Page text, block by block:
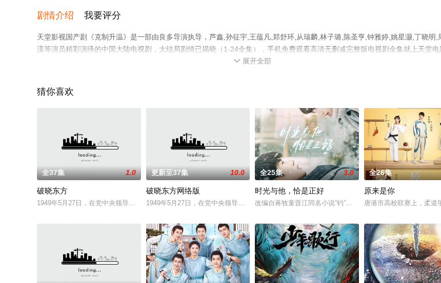
剧情介绍 我要评分
天堂影视国产剧《克制升温》是一部由良多导演执导，芦鑫,孙征宇,王蕴凡,郑舒环,从瑞麟,林子璐,陈圣亨,钟雅婷,姚星灏,丁晓明,
漾等演员精彩演绎的中国大陆电视剧，大结局剧情已揭晓（1-24全集），手机免费观看高清无删减完整版电视剧全集就上天堂电
更多相关信息可移步至豆瓣电视剧、电视猫或剧情网等平台了解。
 展开全部
猜你喜欢
全37集 1.0
破晓东方
1949年5月27日，在党中央领导下，艰难的上海战役宣告结束，上海解放。根据党中央决定，由陈毅市长带领曾山、潘汉年等党政军领导，
更新至37集 10.0
破晓东方网络版
1949年5月27日，在党中央领导下，艰难的上海战役宣告结束，上海解放。根据党中央决定，由陈毅
全25集 3.0
时光与他，恰是正好
改编自蒋牧童晋江同名小说“钓”系兔子与腹黑“狐狸”，反套路
全26集
原来是你
唐港市高校联赛上，柔